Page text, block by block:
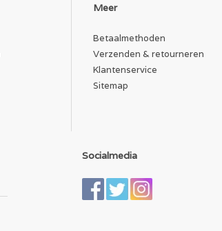
Meer
Betaalmethoden
Verzenden & retourneren
Klantenservice
Sitemap
Socialmedia